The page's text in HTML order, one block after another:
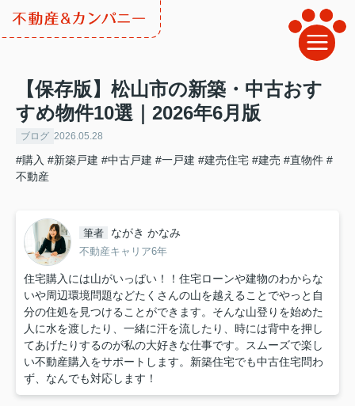
【保存版】松山市の新築・中古おす
すめ物件10選｜2026年6月版
ブログ 2026.05.28
#購入 #新築戸建 #中古戸建 #一戸建 #建売住宅 #建売 #直物件 #
不動産
筆者 ながき かなみ
不動産キャリア6年
住宅購入には山がいっぱい！！住宅ローンや建物のわからな
いや周辺環境問題などたくさんの山を越えることでやっと自
分の住処を見つけることができます。そんな山登りを始めた
人に水を渡したり、一緒に汗を流したり、時には背中を押し
てあげたりするのが私の大好きな仕事です。スムーズで楽し
い不動産購入をサポートします。新築住宅でも中古住宅問わ
ず、なんでも対応します！